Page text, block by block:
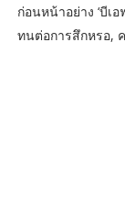
ก่อนหน้าอย่าง ‘บีเ
ทนต่อการสึกหรอ,